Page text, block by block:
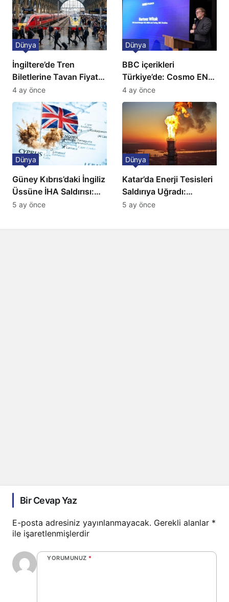
İngiltere’de Tren
Biletlerine Tavan Fiyat:
Ulaşımda Yeni
Düzenleme
Dünya
4 ay önce
BBC içerikleri
Türkiye’de: Cosmo EN
ve BBC Player yayında
Dünya
4 ay önce
Güney Kıbrıs’daki İngiliz
Üssüne İHA Saldırısı:
Patlama, Sirenler ve
Dünya
5 ay önce
Katar’da Enerji Tesisleri
Saldırıya Uğradı:
Avrupa’da Doğalgaz
Dünya
5 ay önce
Bir Cevap Yaz
E-posta adresiniz yayınlanmayacak. Gerekli alanlar *
ile işaretlenmişlerdir
YORUMUNUZ *